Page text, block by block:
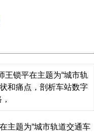
锁平在主题为“城市轨
和痛点，剖析车站数字
题为“城市轨道交通车